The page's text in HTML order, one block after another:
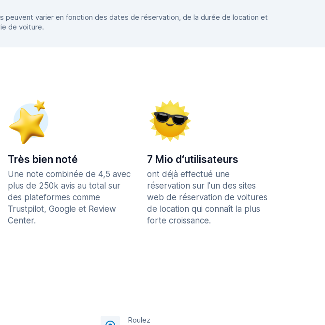
varier en fonction des dates de réservation, de la durée de location et
de voiture.
Très bien noté
Une note combinée de 4,5 avec
plus de 250k avis au total sur
des plateformes comme
Trustpilot, Google et Review
Center.
7 Mio d‘utilisateurs
ont déjà effectué une
réservation sur l'un des sites
web de réservation de voitures
de location qui connaît la plus
forte croissance.
Roulez